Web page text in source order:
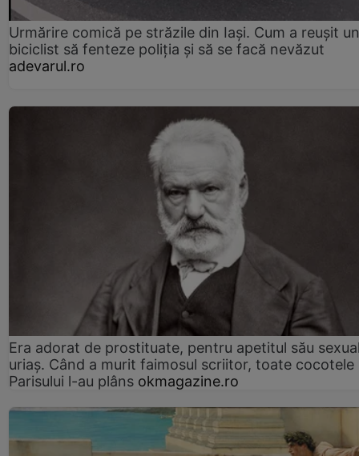
Urmărire comică pe străzile din Iași. Cum a reușit un
biciclist să fenteze poliția și să se facă nevăzut
adevarul.ro
Era adorat de prostituate, pentru apetitul său
uriaș. Când a murit faimosul scriitor, toate cocotele
Parisului l-au plâns okmagazine.ro